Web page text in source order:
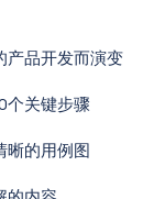
产品开发而演变
个关键步骤
晰的用例图